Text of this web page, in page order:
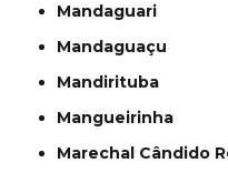
Mandaguari
Mandaguaçu
Mandirituba
Mangueirinha
Marechal Cândido